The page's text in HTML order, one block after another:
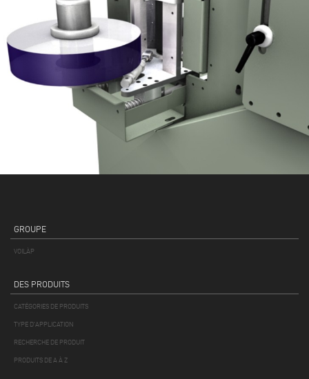
GROUPE
VOILÀP
DES PRODUITS
CATÉGORIES DE PRODUITS
TYPE D'APPLICATION
RECHERCHE DE PRODUIT
PRODUITS DE A À Z